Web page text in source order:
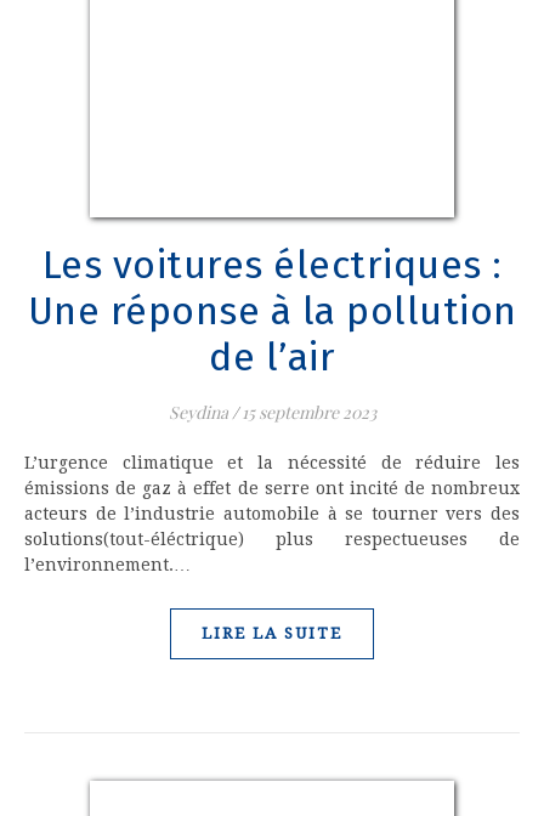
Les voitures électriques :
Une réponse à la pollution
de l’air
Seydina/ 15 septembre 2023
L’urgence climatique et la nécessité de réduire les
émissions de gaz à effet de serre ont incité de nombreux
acteurs de l’industrie automobile à se tourner vers des
solutions(tout-éléctrique) plus respectueuses de
l’environnement.…
LIRE LA SUITE